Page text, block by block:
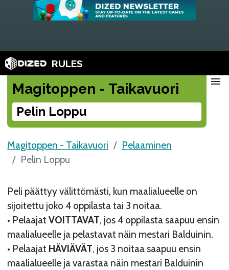
RULES
Magitoppen - Taikavuori
Pelin Loppu
menu
Magitoppen - Taikavuori
Pelaaminen
Pelin Loppu
Peli päättyy välittömästi, kun maalialueelle on
sijoitettu joko 4 oppilasta tai 3 noitaa.
• PelaajatVOITTAVAT, jos 4 oppilasta saapuu ensin
maalialueelle ja pelastavat näin mestari Balduinin.
• Pelaajat HÄVIÄVÄT, jos 3 noitaa saapuu ensin
maalialueelle ja varastaa näin mestari Balduinin